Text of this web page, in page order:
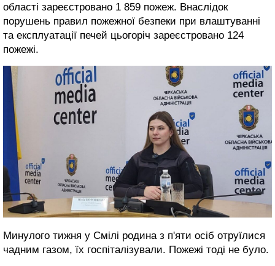
області зареєстровано 1 859 пожеж. Внаслідок
порушень правил пожежної безпеки при влаштуванні
та експлуатації печей цьогоріч зареєстровано 124
пожежі.
Минулого тижня у Смілі родина з п'яти осіб отруїлися
чадним газом, їх госпіталізували. Пожежі тоді не було.